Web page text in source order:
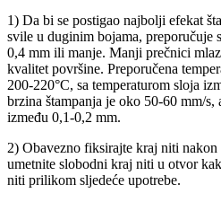
1) Da bi se postigao najbolji efekat
svile u duginim bojama, preporučuje
0,4 mm ili manje. Manji prečnici
kvalitet površine. Preporučena
200-220°C, sa temperaturom sloja
brzina štampanja je oko 50-60 mm/s,
između 0,1-0,2 mm.
2) Obavezno fiksirajte kraj niti nakon
umetnite slobodni kraj niti u otvor
niti prilikom sljedeće upotrebe.